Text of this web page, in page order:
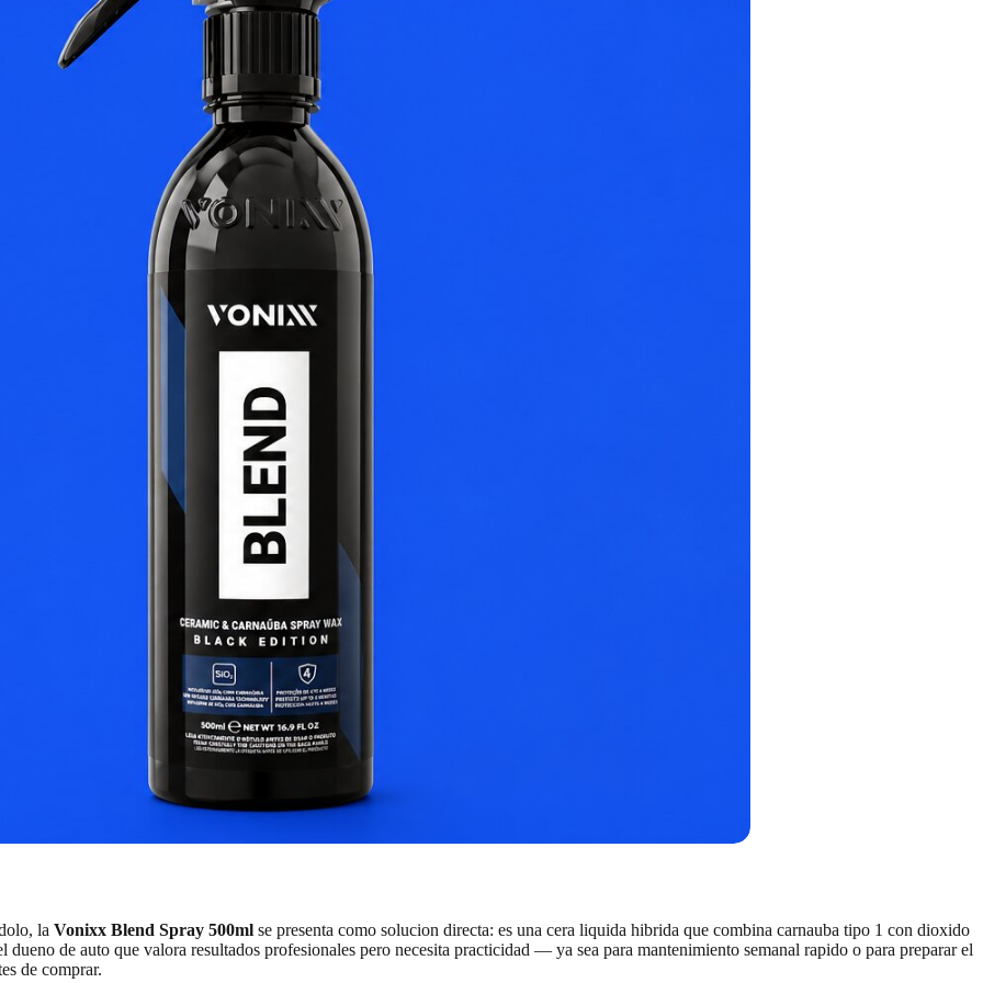
la Vonixx Blend Spray 500ml se presenta como solucion directa: es una cera liquida hibrida que combina carnauba tipo 1 con dioxido
de auto que valora resultados profesionales pero necesita practicidad — ya sea para mantenimiento semanal rapido o para preparar el
de comprar.